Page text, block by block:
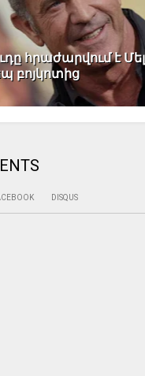
հրաժարվում է
բոյկոտից
DISQUS